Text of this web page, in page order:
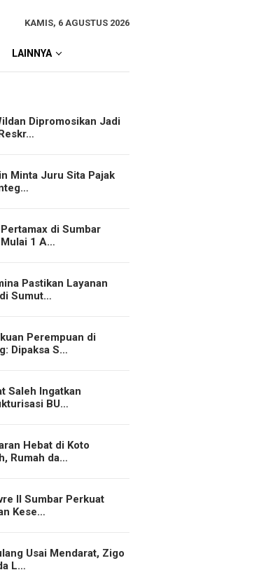
KAMIS, 6 AGUSTUS 2026
LAINNYA
Dipromosikan Jadi
Minta Juru Sita Pajak
di Sumbar
1 A…
Pastikan Layanan
Sumut…
Perempuan di
Dipaksa S…
Saleh Ingatkan
BU…
Hebat di Koto
Rumah da…
II Sumbar Perkuat
Kese…
Usai Mendarat, Zigo
L…